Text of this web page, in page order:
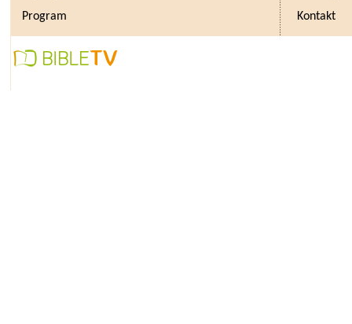
Program
Kontakt